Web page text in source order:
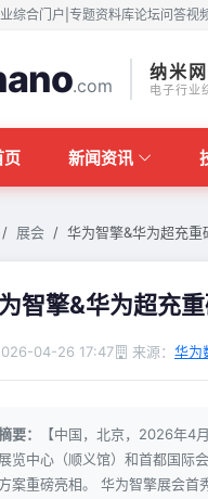
综合门户 专题资料库论坛问答视
.com
纳米网
电子行业
页 新闻资讯
展会 华为智擎&华为超充
智擎&华为超充
04-26 17:47 来源： 华为
要：
【中国，北京，2026年4
展览中心（顺义馆）和首都国际
方案重磅亮相。 华为智擎展会首